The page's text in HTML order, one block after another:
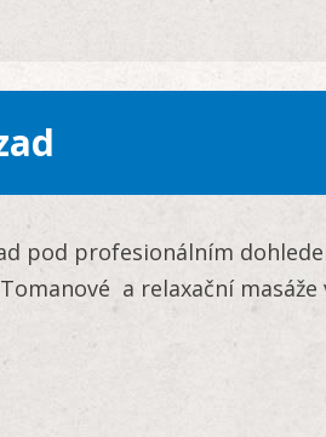
pod profesionálním
a relaxační masáže